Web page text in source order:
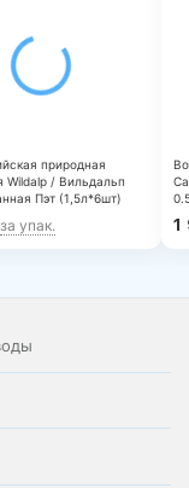
природная
Wildalp / Вильдальп
Пэт (1,5л*6шт)
за упак. 1